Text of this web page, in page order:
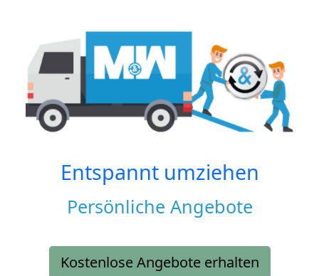
Entspannt umziehen
Persönliche Angebote
Kostenlose Angebote erhalten